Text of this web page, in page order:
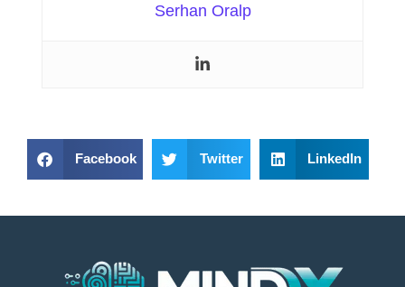
Serhan Oralp
Facebook Twitter LinkedIn